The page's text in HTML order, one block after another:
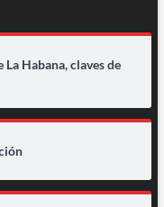
Habana, claves de